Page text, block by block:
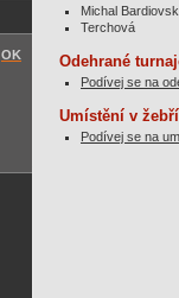
OK
Michal
Terchová
Odehrané
Podívej se na
Umístění v
Podívej se na